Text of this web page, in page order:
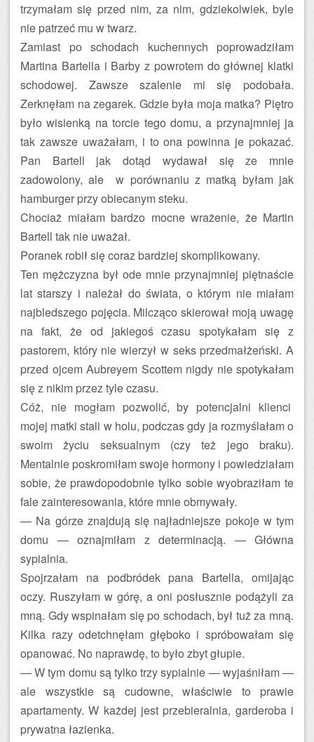
trzymałam się przed nim, za nim, gdziekolwiek, byle
nie patrzeć mu w twarz.
Zamiast po schodach kuchennych poprowadziłam
Martina Bartella i Barby z powrotem do głównej klatki
schodowej. Zawsze szalenie mi się podobała.
Zerknęłam na zegarek. Gdzie była moja matka? Piętro
było wisienką na torcie tego domu, a przynajmniej ja
tak zawsze uważałam, i to ona powinna je pokazać.
Pan Bartell jak dotąd wydawał się ze mnie
zadowolony, ale w porównaniu z matką byłam jak
hamburger przy obiecanym steku.
Chociaż miałam bardzo mocne wrażenie, że Martin
Bartell tak nie uważał.
Poranek robił się coraz bardziej skomplikowany.
Ten mężczyzna był ode mnie przynajmniej piętnaście
lat starszy i należał do świata, o którym nie miałam
najbledszego pojęcia. Milcząco skierował moją uwagę
na fakt, że od jakiegoś czasu spotykałam się z
pastorem, który nie wierzył w seks przedmałżeński. A
przed ojcem Aubreyem Scottem nigdy nie spotykałam
się z nikim przez tyle czasu.
Cóż, nie mogłam pozwolić, by potencjalni klienci
mojej matki stali w holu, podczas gdy ja rozmyślałam o
swoim życiu seksualnym (czy też jego braku).
Mentalnie poskromiłam swoje hormony i powiedziałam
sobie, że prawdopodobnie tylko sobie wyobraziłam te
fale zainteresowania, które mnie obmywały.
— Na górze znajdują się najładniejsze pokoje w tym
domu — oznajmiłam z determinacją. — Główna
sypialnia.
Spojrzałam na podbródek pana Bartella, omijając
oczy. Ruszyłam w górę, a oni posłusznie podążyli za
mną. Gdy wspinałam się po schodach, był tuż za mną.
Kilka razy odetchnęłam głęboko i spróbowałam się
opanować. No naprawdę, to było zbyt głupie.
— W tym domu są tylko trzy sypialnie — wyjaśniłam —
ale wszystkie są cudowne, właściwie to prawie
apartamenty. W każdej jest przebieralnia, garderoba i
prywatna łazienka.